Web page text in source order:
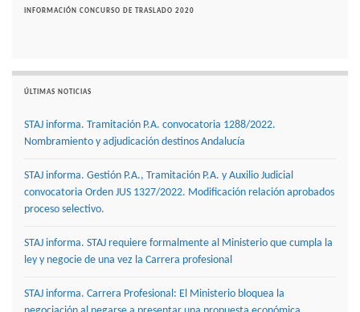
INFORMACIÓN CONCURSO DE TRASLADO 2020
ÚLTIMAS NOTICIAS
STAJ informa. Tramitación P.A. convocatoria 1288/2022.
Nombramiento y adjudicación destinos Andalucía
STAJ informa. Gestión P.A., Tramitación P.A. y Auxilio Judicial
convocatoria Orden JUS 1327/2022. Modificación relación aprobados
proceso selectivo.
STAJ informa. STAJ requiere formalmente al Ministerio que cumpla la
ley y negocie de una vez la Carrera profesional
STAJ informa. Carrera Profesional: El Ministerio bloquea la